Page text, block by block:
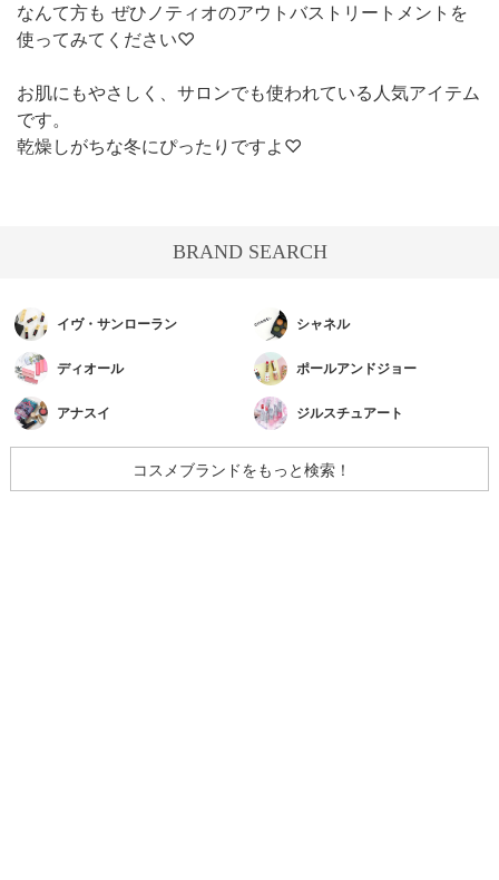
なんて方も ぜひノティオのアウトバストリートメントを
使ってみてください♡
お肌にもやさしく、サロンでも使われている人気アイテム
です。
乾燥しがちな冬にぴったりですよ♡
BRAND SEARCH
イヴ・サンローラン シャネル
ディオール ポールアンドジョー
アナスイ ジルスチュアート
コスメブランドをもっと検索！